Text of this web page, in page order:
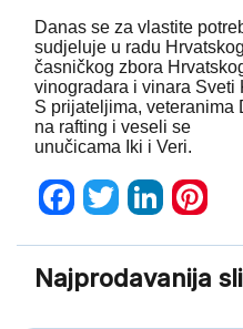
Danas se za vlastite
sudjeluje u radu Hrvatskog
časničkog zbora
vinogradara i vinara Sveti
S prijateljima, veteranima
na rafting i veseli se
unučicama Iki i Veri.
Najprodavanija